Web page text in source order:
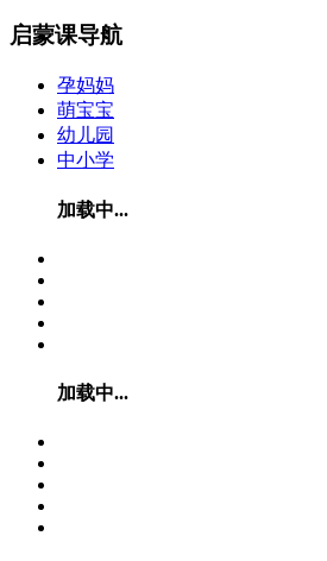
启蒙课导航
孕妈妈
萌宝宝
幼儿园
中小学
加载中...
加载中...